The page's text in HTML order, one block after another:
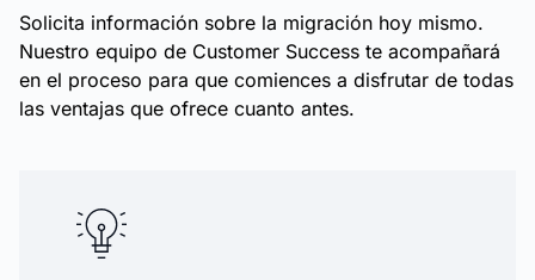
Solicita información sobre la migración hoy mismo.
Nuestro equipo de Customer Success te acompañará
en el proceso para que comiences a disfrutar de todas
las ventajas que ofrece cuanto antes.